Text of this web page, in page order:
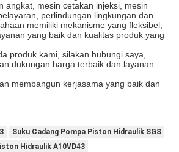
angkat, mesin cetakan injeksi, mesin
perlindungan lingkungan dan
memiliki mekanisme yang fleksibel,
yang baik dan kualitas produk yang
produk kami, silakan hubungi saya,
dukungan harga terbaik dan layanan
membangun kerjasama yang baik dan
Suku Cadang Pompa Piston Hidraulik SGS
Hidraulik A10VD43